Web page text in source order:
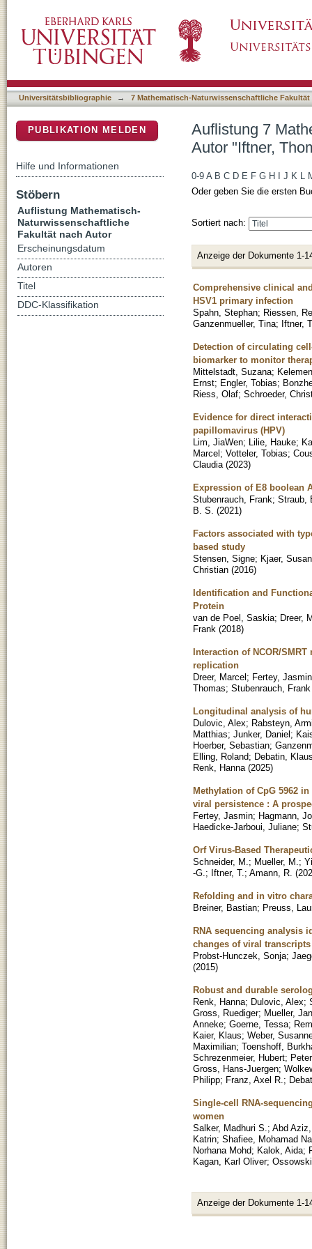
Universitätsbibliographie → 7 Mathematisch-Naturwissenschaftliche Fakultät
Auflistung 7
Autor "Iftner,
0-9 A B C D E F G H J K L
Oder geben Sie die ersten
Sortiert nach:
Anzeige der Dokumente 1-
Comprehensive clinical
HSV1 primary infection
Spahn, Stephan; Riessen,
Ganzenmueller, Tina; Iftner,
Detection of circulating
biomarker to monitor
Mittelstadt, Suzana;
Ernst; Engler, Tobias;
Riess, Olaf; Schroeder,
Evidence for direct
papillomavirus (HPV)
Lim, JiaWen; Lilie, Hauke;
Marcel; Votteler, Tobias;
Claudia (2023)
Expression of E8 boolean
Stubenrauch, Frank; Straub,
B. S. (2021)
Factors associated with
based study
Stensen, Signe; Kjaer,
Christian (2016)
Identification and
Protein
van de Poel, Saskia; Dreer,
Frank (2018)
Interaction of NCOR/
replication
Dreer, Marcel; Fertey, Jasmin
Thomas; Stubenrauch, Frank
Longitudinal analysis of
Dulovic, Alex; Rabsteyn,
Matthias; Junker, Daniel;
Hoerber, Sebastian;
Elling, Roland; Debatin,
Renk, Hanna (2025)
Methylation of CpG 5962
viral persistence : A
Fertey, Jasmin; Hagmann,
Haedicke-Jarboui, Juliane;
Orf Virus-Based
Schneider, M. ; Mueller, M. ;
-G. ; Iftner, T. ; Amann, R. (
Refolding and in vitro
Breiner, Bastian; Preuss,
RNA sequencing analysis
changes of viral
Probst-Hunczek, Sonja;
(2015)
Robust and durable
Renk, Hanna; Dulovic, Alex;
Gross, Ruediger; Mueller,
Anneke; Goerne, Tessa;
Kaier, Klaus; Weber,
Maximilian; Toenshoff,
Schrezenmeier, Hubert;
Gross, Hans-Juergen;
Philipp; Franz, Axel R. ;
Single-cell RNA-
women
Salker, Madhuri S. ; Abd
Katrin; Shafiee, Mohamad
Norhana Mohd; Kalok, Aida;
Kagan, Karl Oliver;
Anzeige der Dokumente 1-
PUBLIKATION MELDEN
Hilfe und Informationen
Stöbern
Auflistung Mathematisch-
Naturwissenschaftliche
Fakultät nach Autor
Erscheinungsdatum
Autoren
Titel
DDC-Klassifikation